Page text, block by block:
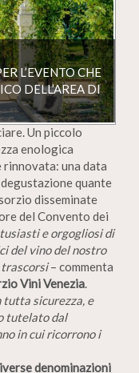
L’EVENTO CHE
DELL’AREA DI
Un piccolo
enologica
rinnovata: una data
quante
disseminate
del Convento dei
e orgogliosi di
del vino del nostro
trascorsi– commenta
Vini Venezia.
tutta sicurezza, e
tutelato dal
in cui ricorrono i
denominazioni